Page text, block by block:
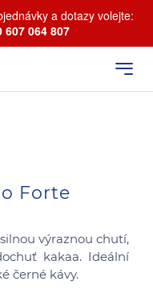
a dotazy volejte:
607 064 807
Forte
výraznou chutí,
kakaa. Ideální
černé kávy.